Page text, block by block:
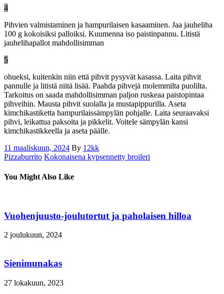
4
Pihvien valmistaminen ja hampurilaisen kasaaminen. Jaa jauheliha
100 g kokoisiksi palloiksi. Kuumenna iso paistinpannu. Litistä
jauhelihapallot mahdollisimman
5
ohueksi, kuitenkin niin että pihvit pysyvät kasassa. Laita pihvit
pannulle ja litistä niitä lisää. Paahda pihvejä molemmilta puolilta.
Tarkoitus on saada mahdollisimman paljon ruskeaa paistopintaa
pihveihin. Mausta pihvit suolalla ja mustapippurilla. Aseta
kimchikastiketta hampurilaissämpylän pohjalle. Laita seuraavaksi
pihvi, leikattua paksoita ja pikkelit. Voitele sämpylän kansi
kimchikastikkeella ja aseta päälle.
11 maaliskuun, 2024 By 12kk
Pizzaburrito Kokonaisena kypsennetty broileri
You Might Also Like
Vuohenjuusto-joulutortut ja paholaisen hilloa
2 joulukuun, 2024
Sienimunakas
27 lokakuun, 2023